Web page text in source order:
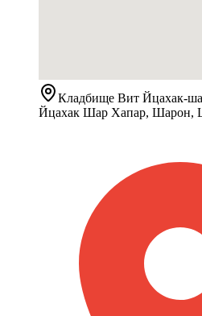
Кладбище Вит Йцахак-
Йцахак Шар Хапар, Шарон,